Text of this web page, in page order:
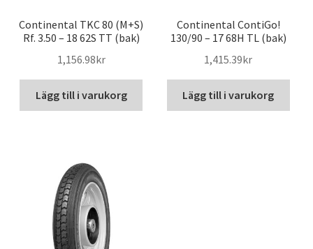
Continental TKC 80 (M+S)
Rf. 3.50 – 18 62S TT (bak)
1,156.98kr
Lägg till i varukorg
Continental ContiGo!
130/90 – 17 68H TL (bak)
1,415.39kr
Lägg till i varukorg